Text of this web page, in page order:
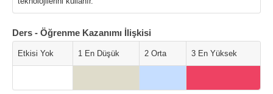
Ders - Öğrenme Kazanımı İlişkisi
Etkisi Yok 1 En Düşük 2 Orta 3 En Yüksek